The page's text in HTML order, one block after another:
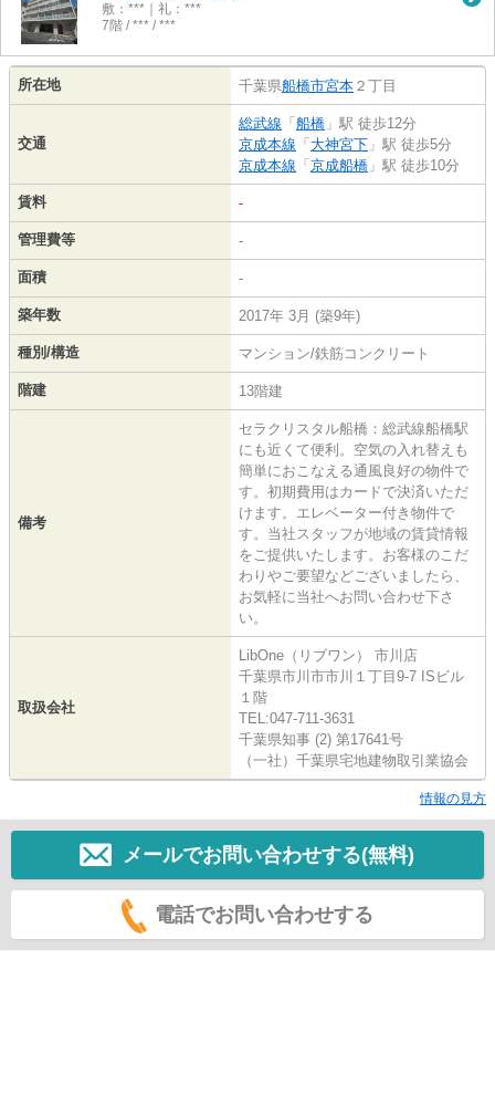
敷：***｜礼：***
7階 / *** / ***
所在地 千葉県船橋市宮本 ２丁目
交通
総武線 「 船橋 」駅 徒歩12分
京成本線 「 大神宮下 」駅 徒歩5分
京成本線 「 京成船橋 」駅 徒歩10分
賃料 -
管理費等 -
面積 -
築年数 2017年 3月 (築9年)
種別/構造 マンション/鉄筋コンクリート
階建 13階建
備考
セラクリスタル船橋：総武線船橋駅
にも近くて便利。空気の入れ替えも
簡単におこなえる通風良好の物件で
す。初期費用はカードで決済いただ
けます。エレベーター付き物件で
す。当社スタッフが地域の賃貸情報
をご提供いたします。お客様のこだ
わりやご要望などございましたら、
お気軽に当社へお問い合わせ下さ
い。
取扱会社
LibOne（リブワン） 市川店
千葉県市川市市川１丁目9-7 ISビル
１階
TEL:047-711-3631
千葉県知事 (2) 第17641号
（一社）千葉県宅地建物取引業協会
情報の見方
メールでお問い合わせする(無料)
電話でお問い合わせする